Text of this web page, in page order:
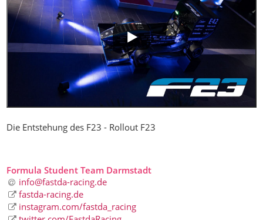
Die Entstehung des F23 - Rollout F23
Formula Student Team Darmstadt
info@fastda-racing.de
fastda-racing.de
instagram.com/fastda_racing